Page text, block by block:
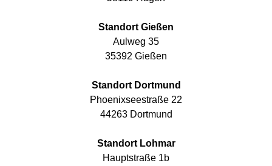
Standort Gießen
Aulweg 35
35392 Gießen
Standort Dortmund
Phoenixseestraße 22
44263 Dortmund
Standort Lohmar
Hauptstraße 1b